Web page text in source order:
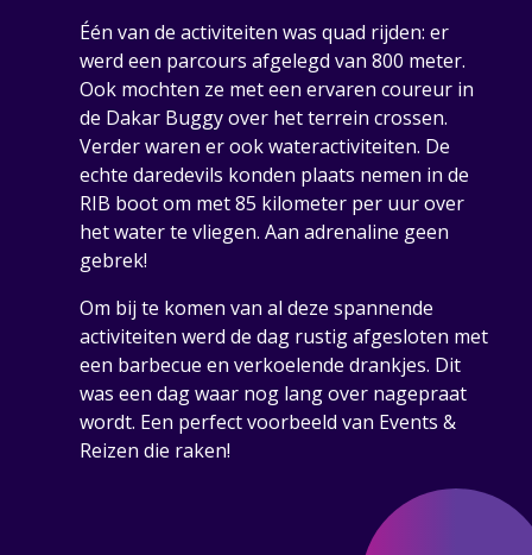
Één van de activiteiten was quad rijden: er
werd een parcours afgelegd van 800 meter.
Ook mochten ze met een ervaren coureur in
de Dakar Buggy over het terrein crossen.
Verder waren er ook wateractiviteiten. De
echte daredevils konden plaats nemen in de
RIB boot om met 85 kilometer per uur over
het water te vliegen. Aan adrenaline geen
gebrek!
Om bij te komen van al deze spannende
activiteiten werd de dag rustig afgesloten met
een barbecue en verkoelende drankjes. Dit
was een dag waar nog lang over nagepraat
wordt. Een perfect voorbeeld van Events &
Reizen die raken!